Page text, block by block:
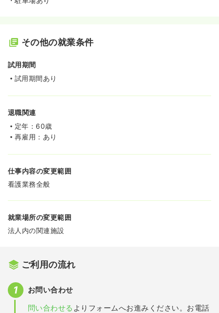
その他の就業条件
試用期間
試用期間あり
退職関連
定年：60歳
再雇用：あり
仕事内容の変更範囲
看護業務全般
就業場所の変更範囲
法人内の関連施設
ご利用の流れ
お問い合わせ
問い合わせる よりフォームへお進みください。お電話